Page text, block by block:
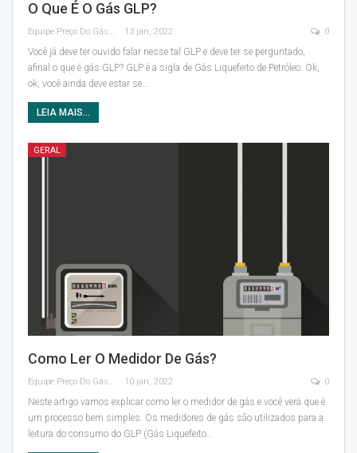
O Que É O Gás GLP?
Equipe Preço Do Gás 13 jan, 2022 0
Você já deve ter ouvido falar nesse tal GLP e deve ter se perguntado,
afinal o que é gás GLP? GLP é a sigla de Gás Liquefeito de Petróleo. Ok,
ok, você ainda deve estar se…
LEIA MAIS...
GERAL
Como Ler O Medidor De Gás?
Equipe Preço Do Gás 10 jan, 2022 0
Neste artigo vamos explicar como ler o medidor de gás e você verá que é
um processo bem simples. Os medidores de gás são utilizados para a
leitura do consumo do GLP (Gás Liquefeito